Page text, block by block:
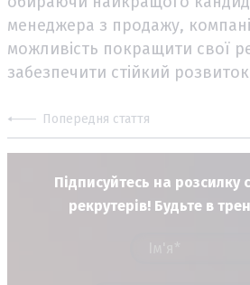
менеджера з продажу,
можливість покращити свої
забезпечити стійкий
Попередня стаття
Підписуйтесь на розсилку
рекрутерів! Будьте в